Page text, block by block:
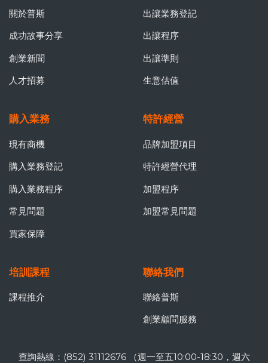
關於普斯
成功故事分享
創業新聞
人才招募
出讓業務登記
出讓程序
出讓準則
生意估值
購入業務
現有商機
購入業務登記
購入業務程序
常見問題
買家保障
特許經營
品牌加盟項目
特許經營代理
加盟程序
加盟常見問題
培訓課程
課程推介
聯絡我們
聯絡普斯
創業顧問服務
查詢熱線：(852) 31112676 （週一至五10:00-18:30，週六